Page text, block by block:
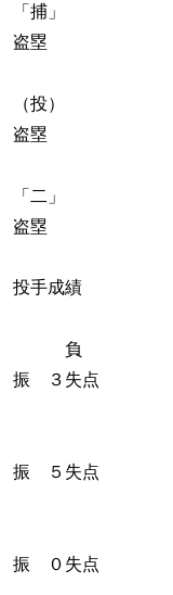
「捕」 石
盗塁
（投） 野
盗塁
「二」 上
盗塁
投手成績
負 野村 ５
振 ３失点
島内 ０
振 ５失点
塹江 ０
振 ０失点